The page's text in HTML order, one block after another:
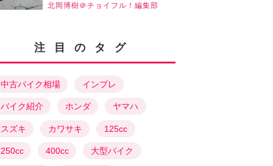
キッドバイクなのに燃費もい
HONDA NC750S（2018）前
編】
北岡博樹＠チョイフル！編集部
注目のタグ
中古バイク相場 インプレ
バイク紹介 ホンダ ヤマハ
スズキ カワサキ 125cc
250cc 400cc 大型バイク